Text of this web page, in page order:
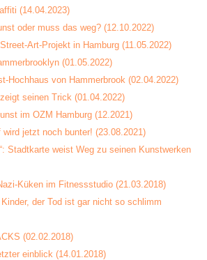
(14.04.2023)
oder muss das weg? (12.10.2022)
Art-Projekt in Hamburg (11.05.2022)
(01.05.2022)
Hochhaus von Hammerbrook (02.04.2022)
seinen Trick (01.04.2022)
im OZM Hamburg (12.2021)
wird jetzt noch bunter! (23.08.2021)
Stadtkarte weist Weg zu seinen Kunstwerken
Küken im Fitnessstudio (21.03.2018)
der Tod ist gar nicht so schlimm
(02.02.2018)
einblick (14.01.2018)